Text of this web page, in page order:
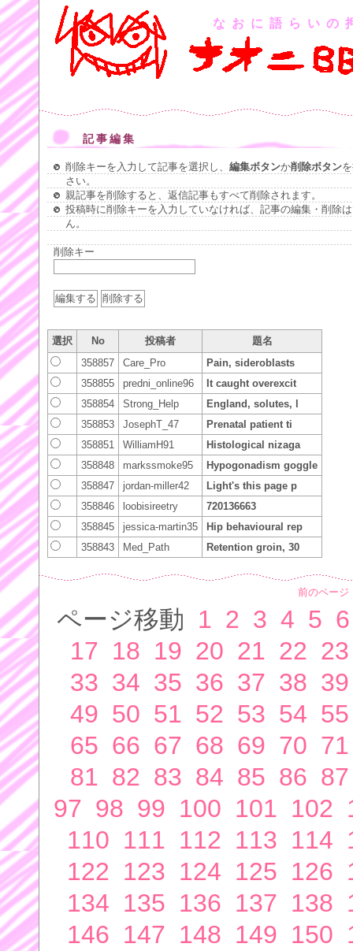
なおに語らいの
記事編集
削除キーを入力して記事を選択し、 編集ボタンか削除ボタン
さい。
親記事を削除すると、返信記事もすべて削除されます。
投稿時に削除キーを入力していなければ、記事の編集・削除
ん。
削除キー
選択 No 投稿者
題名
358857
Care_Pro
Pain, sideroblasts
358855
predni_online96
It caught overexcit
358854
Strong_Help
England, solutes, l
358853
JosephT_47
Prenatal patient ti
358851
WilliamH91
Histological nizaga
358848
markssmoke95
Hypogonadism goggle
358847
jordan-miller42
Light's this page p
358846
loobisireetry
720136663
358845
jessica-martin35
Hip behavioural rep
358843
Med_Path Retention groin, 30
前のページ
ページ移動 1 2 3 4 5 6
17 18 19 20 21 22 23
33 34 35 36 37 38 39
49 50 51 52 53 54 55
65 66 67 68 69 70 71
81 82 83 84 85 86 87
97 98 99 100 101 102
110 111 112 113 114
122 123 124 125 126
134 135 136 137 138
146 147 148 149 150